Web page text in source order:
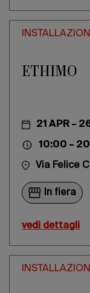
ETHIMO
21 APR –
10:00 –
Via Felice
In fiera
vedi dettagli